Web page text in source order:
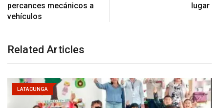
percances mecánicos a
vehículos
lugar
Related Articles
LATACUNGA